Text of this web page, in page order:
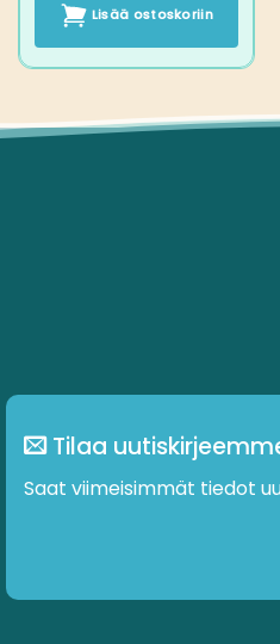
Lisää ostoskoriin
Tilaa
Saat viimeisimmät tiedot